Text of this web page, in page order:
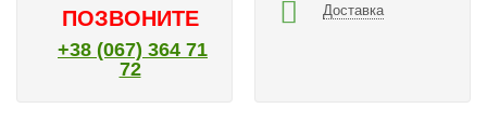
ПОЗВОНИТЕ
+38 (067) 364 71
72
Доставка